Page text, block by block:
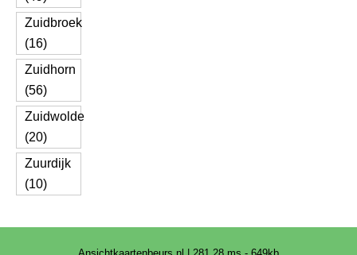
Zuidbroek
(16)
Zuidhorn
(56)
Zuidwolde
(20)
Zuurdijk
(10)